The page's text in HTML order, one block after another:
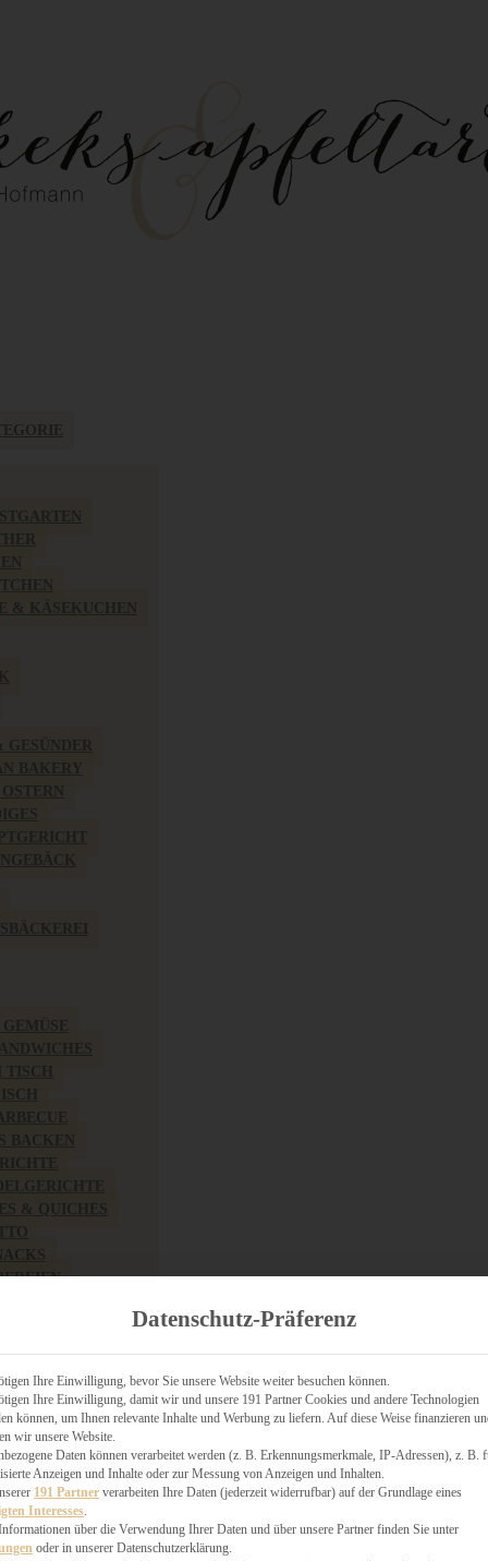
CHUTNEYS
Datenschutz-Präferenz
Ihre Einwilligung, bevor Sie unsere Website weiter besuchen können.
Ihre Einwilligung, damit wir und unsere 191 Partner Cookies und andere Technologien
können, um Ihnen relevante Inhalte und Werbung zu liefern. Auf diese Weise finanzieren
wir unsere Website.
Daten können verarbeitet werden (z. B. Erkennungsmerkmale, IP-Adressen), z. B.
Anzeigen und Inhalte oder zur Messung von Anzeigen und Inhalten.
191 Partner verarbeiten Ihre Daten (jederzeit widerrufbar) auf der Grundlage eines
Interesses
über die Verwendung Ihrer Daten und über unsere Partner finden Sie unter
oder in unserer Datenschutzerklärung.